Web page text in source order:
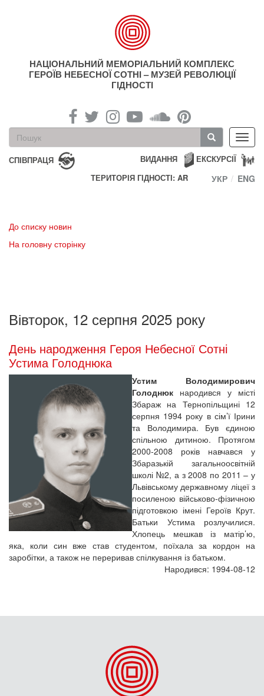
НАЦІОНАЛЬНИЙ МЕМОРІАЛЬНИЙ КОМПЛЕКС
ГЕРОЇВ НЕБЕСНОЇ СОТНІ – МУЗЕЙ РЕВОЛЮЦІЇ
ГІДНОСТІ
Пошукова
форма
Пошук
СПІВПРАЦЯ ЕКСКУРСІЇ
ВИДАННЯ
ТЕРИТОРІЯ ГІДНОСТІ: AR
УКР ENG
До списку новин
На головну сторінку
Вівторок, 12 серпня 2025 року
День народження Героя Небесної Сотні
Устима Голоднюка
Устим Володимирович
Голоднюк народився у місті
Збараж на Тернопільщині 12
серпня 1994 року в сім’ї Ірини
та Володимира. Був єдиною
спільною дитиною. Протягом
2000-2008 років навчався у
Збаразькій загальноосвітній
школі №2, а з 2008 по 2011 – у
Львівському державному ліцеї з
посиленою військово-фізичною
підготовкою імені Героїв Крут.
Батьки Устима розлучилися.
Хлопець мешкав із матір’ю,
яка, коли син вже став студентом, поїхала за кордон на
заробітки, а також не переривав спілкування із батьком.
Народився: 1994-08-12